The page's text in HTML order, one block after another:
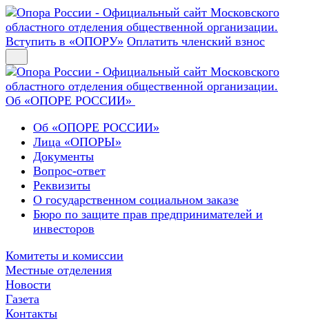
Вступить в «ОПОРУ» Оплатить членский взнос
Об «ОПОРЕ РОССИИ»
Об «ОПОРЕ РОССИИ»
Лица «ОПОРЫ»
Документы
Вопрос-ответ
Реквизиты
О государственном социальном заказе
Бюро по защите прав предпринимателей и
инвесторов
Комитеты и комиссии
Местные отделения
Новости
Газета
Контакты